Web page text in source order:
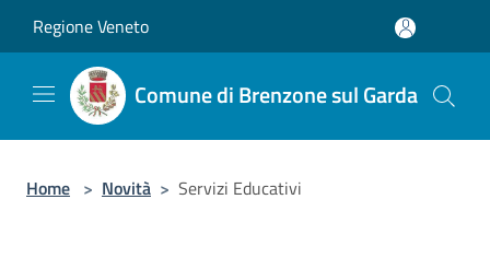
Regione Veneto
Comune di Brenzone sul Garda
Home > Novità > Servizi Educativi